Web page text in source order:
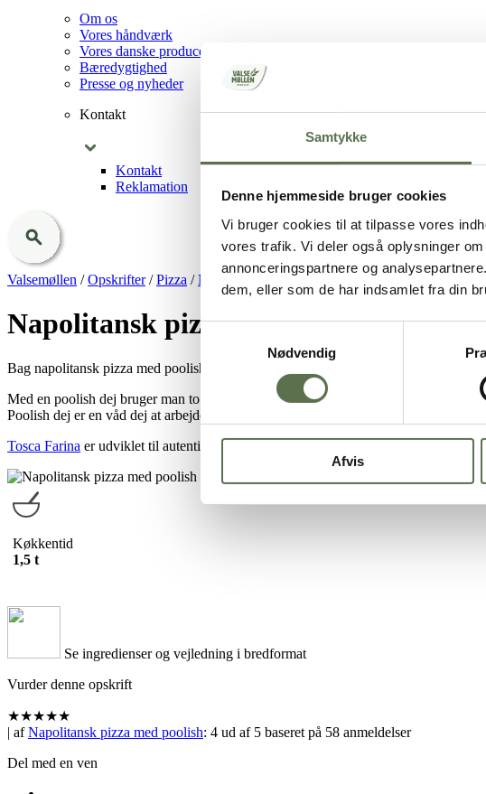
Samtykke
Denne hjemmeside bruger cookies
Vi bruger cookies til at tilpasse vores
vores trafik. Vi deler også oplysninger
annonceringspartnere og
dem, eller som de har indsamlet fra din
Samtykkevalg
Nødvendig
Afvis
Om os
Vores håndværk
Vores danske producenter
Bæredygtighed
Presse og nyheder
Kontakt
Kontakt
Reklamation
Valsemøllen /Opskrifter/Pizza /Napolitansk pizzadej Napolitansk pizza med
Napolitansk pizza med poolish
Bag napolitansk pizza med poolish med
. Napolitansk
Med en poolish dej bruger man to deje – en poolish dej og en hoveddej. Poolish
Poolish dej er en våd dej at arbejde med, i forhold til, hvis man bager med biga,
Tosca Farina er udviklet til autentisk, italiensk pizzabagning efter italienske
Køkkentid
1,5 t
Se ingredienser og vejledning i bredformat
Vurder denne opskrift
★★★★★
| afNapolitansk pizza med poolish: 4 ud af 5 baseret på 58 anmeldelser
Del med en ven